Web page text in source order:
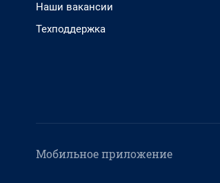
Наши вакансии
Техподдержка
Мобильное приложение